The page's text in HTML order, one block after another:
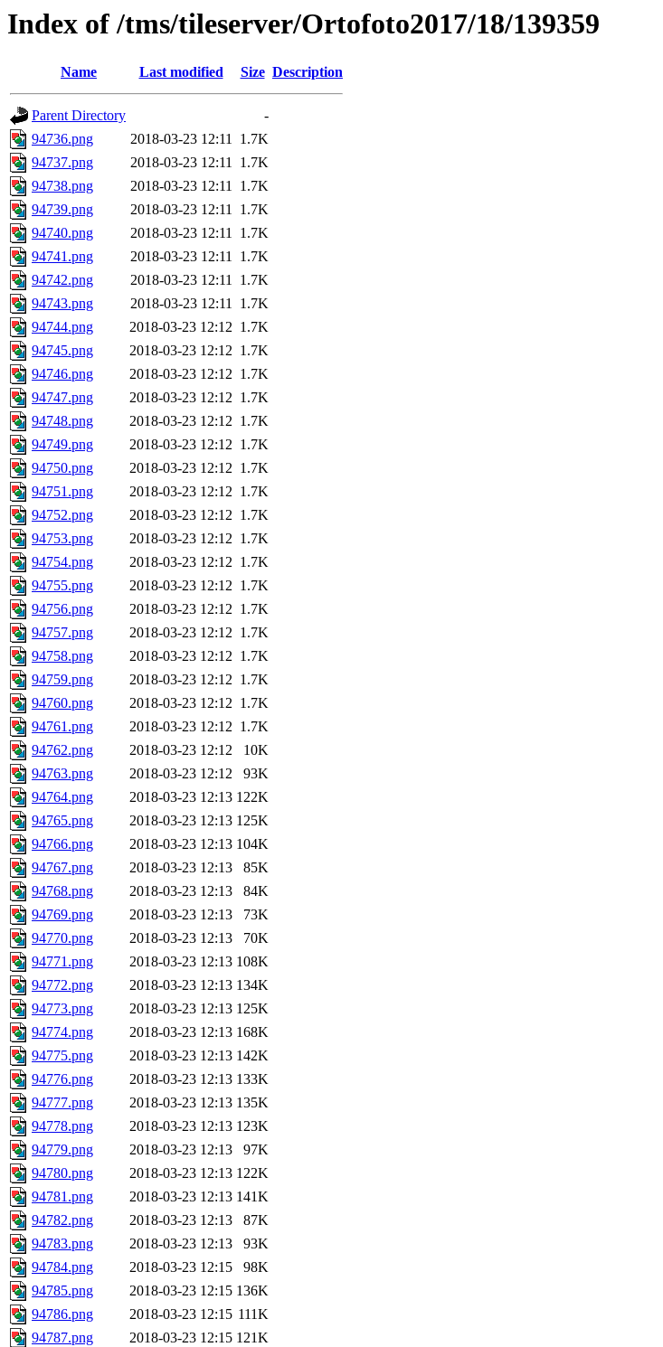
Index of /tms/tileserver/Ortofoto2017/18/139359
Name Last modified Size Description
Parent Directory
-
94736.png
2018-03-23 12:11 1.7K
94737.png
2018-03-23 12:11 1.7K
94738.png
2018-03-23 12:11 1.7K
94739.png
2018-03-23 12:11 1.7K
94740.png
2018-03-23 12:11 1.7K
94741.png
2018-03-23 12:11 1.7K
94742.png
2018-03-23 12:11 1.7K
94743.png
2018-03-23 12:11 1.7K
94744.png
2018-03-23 12:12 1.7K
94745.png
2018-03-23 12:12 1.7K
94746.png
2018-03-23 12:12 1.7K
94747.png
2018-03-23 12:12 1.7K
94748.png
2018-03-23 12:12 1.7K
94749.png
2018-03-23 12:12 1.7K
94750.png
2018-03-23 12:12 1.7K
94751.png
2018-03-23 12:12 1.7K
94752.png
2018-03-23 12:12 1.7K
94753.png
2018-03-23 12:12 1.7K
94754.png
2018-03-23 12:12 1.7K
94755.png
2018-03-23 12:12 1.7K
94756.png
2018-03-23 12:12 1.7K
94757.png
2018-03-23 12:12 1.7K
94758.png
2018-03-23 12:12 1.7K
94759.png
2018-03-23 12:12 1.7K
94760.png
2018-03-23 12:12 1.7K
94761.png
2018-03-23 12:12 1.7K
94762.png
2018-03-23 12:12
10K
94763.png
2018-03-23 12:12
93K
94764.png
2018-03-23 12:13 122K
94765.png
2018-03-23 12:13 125K
94766.png
2018-03-23 12:13 104K
94767.png
2018-03-23 12:13
85K
94768.png
2018-03-23 12:13
84K
94769.png
2018-03-23 12:13
73K
94770.png
2018-03-23 12:13
70K
94771.png
2018-03-23 12:13 108K
94772.png
2018-03-23 12:13 134K
94773.png
2018-03-23 12:13 125K
94774.png
2018-03-23 12:13 168K
94775.png
2018-03-23 12:13 142K
94776.png
2018-03-23 12:13 133K
94777.png
2018-03-23 12:13 135K
94778.png
2018-03-23 12:13 123K
94779.png
2018-03-23 12:13
97K
94780.png
2018-03-23 12:13 122K
94781.png
2018-03-23 12:13 141K
94782.png
2018-03-23 12:13
87K
94783.png
2018-03-23 12:13
93K
94784.png
2018-03-23 12:15
98K
94785.png
2018-03-23 12:15 136K
94786.png
2018-03-23 12:15 111K
94787.png
2018-03-23 12:15 121K